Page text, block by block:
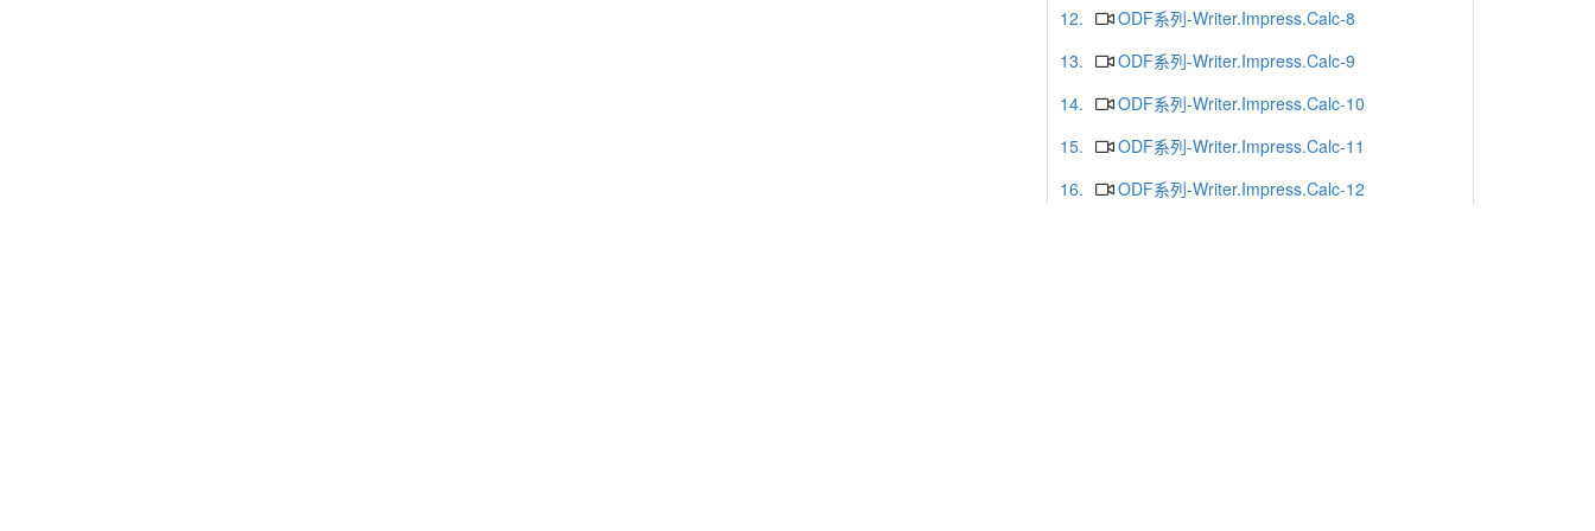
12.
ODF系列-Writer.Impress.Calc-8
13.
ODF系列-Writer.Impress.Calc-9
14.
ODF系列-Writer.Impress.Calc-10
15.
ODF系列-Writer.Impress.Calc-11
16.
ODF系列-Writer.Impress.Calc-12